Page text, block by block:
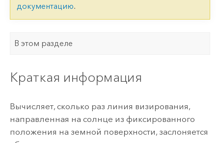
документацию.
В этом разделе
Краткая информация
Вычисляет, сколько раз линия визирования,
направленная на солнце из фиксированного
положения на земной поверхности, заслоняется